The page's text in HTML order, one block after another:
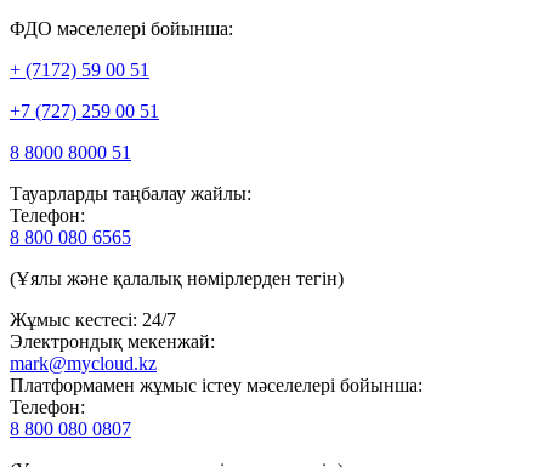
ФДО мәселелері бойынша:
+ (7172) 59 00 51
+7 (727) 259 00 51
8 8000 8000 51
Тауарларды таңбалау жайлы:
Телефон:
8 800 080 6565
(Ұялы және қалалық нөмірлерден тегін)
Жұмыс кестесі: 24/7
Электрондық мекенжай:
mark@mycloud.kz
Платформамен жұмыс істеу мәселелері бойынша:
Телефон:
8 800 080 0807